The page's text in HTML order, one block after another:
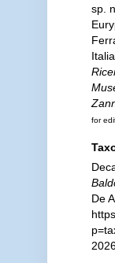
sp.
for
De